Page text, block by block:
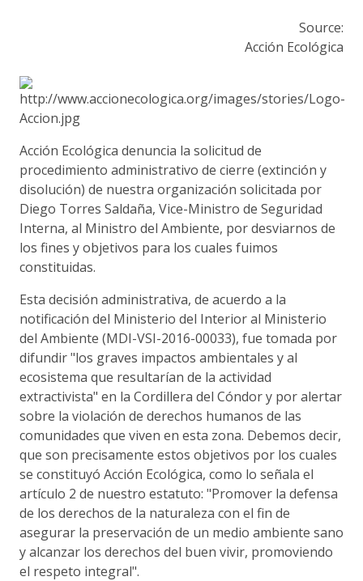
Source:
Acción Ecológica
Acción Ecológica denuncia la solicitud de
procedimiento administrativo de cierre (extinción y
disolución) de nuestra organización solicitada por
Diego Torres Saldaña, Vice-Ministro de Seguridad
Interna, al Ministro del Ambiente, por desviarnos de
los fines y objetivos para los cuales fuimos
constituidas.
Esta decisión administrativa, de acuerdo a la
notificación del Ministerio del Interior al Ministerio
del Ambiente (MDI-VSI-2016-00033), fue tomada por
difundir "los graves impactos ambientales y al
ecosistema que resultarían de la actividad
extractivista" en la Cordillera del Cóndor y por alertar
sobre la violación de derechos humanos de las
comunidades que viven en esta zona. Debemos decir,
que son precisamente estos objetivos por los cuales
se constituyó Acción Ecológica, como lo señala el
artículo 2 de nuestro estatuto: "Promover la defensa
de los derechos de la naturaleza con el fin de
asegurar la preservación de un medio ambiente sano
y alcanzar los derechos del buen vivir, promoviendo
el respeto integral".